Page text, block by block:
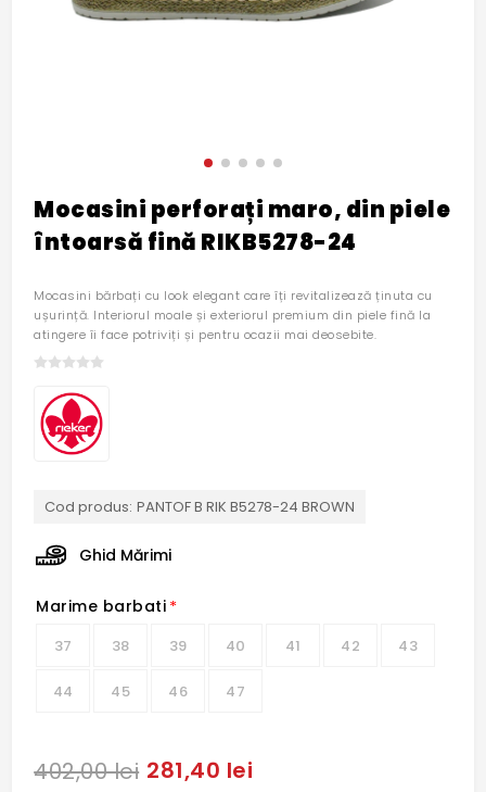
Mocasini perforați maro, din piele
întoarsă fină RIKB5278-24
Mocasini bărbați cu look elegant care îți revitalizează ținuta cu
ușurință. Interiorul moale și exteriorul premium din piele fină la
atingere îi face potriviți și pentru ocazii mai deosebite.
Cod produs: PANTOF B RIK B5278-24 BROWN
Ghid Mărimi
Marime barbati *
37 38 39 40 41 42 43
44 45 46 47
402,00 lei 281,40 lei